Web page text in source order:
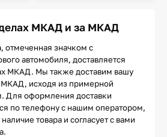
МКАД и за МКАД
отмеченная значком с
автомобиля, доставляется
МКАД. Мы также доставим вашу
МКАД, исходя из примерной
Для оформления доставки
по телефону с нашим оператором,
товара и согласует с вами